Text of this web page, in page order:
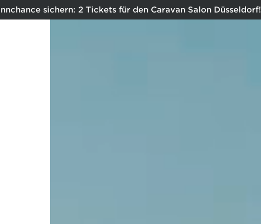
sichern: 2 Tickets für den Caravan Salon Düsseldorf!